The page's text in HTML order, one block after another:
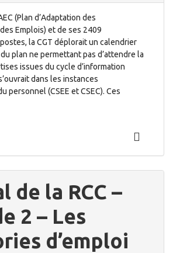
(Plan d’Adaptation des
Emplois) et de ses 2409
la CGT déplorait un calendrier
plan ne permettant pas d’attendre la
issues du cycle d’information
dans les instances
personnel (CSEE et CSEC). Ces
de la RCC –
2 – Les
d’emploi